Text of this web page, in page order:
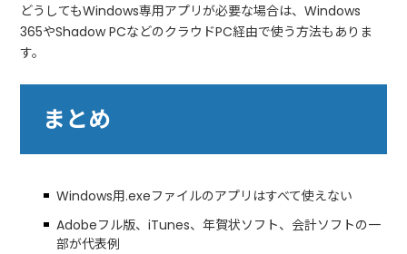
どうしてもWindows専用アプリが必要な場合は、Windows
365やShadow PCなどのクラウドPC経由で使う方法もありま
す。
まとめ
Windows用.exeファイルのアプリはすべて使えない
Adobeフル版、iTunes、年賀状ソフト、会計ソフトの一
部が代表例